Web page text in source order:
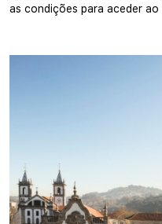
as condições para aceder